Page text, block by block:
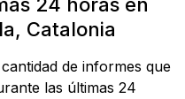
24 horas en
Catalonia
de informes que
las últimas 24